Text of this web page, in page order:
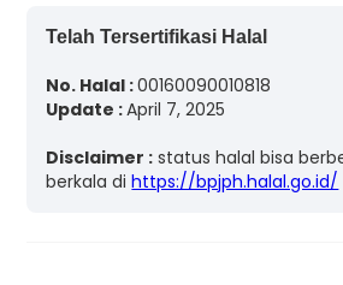
Telah Tersertifikasi Halal
No. Halal :00160090010818
Update :April 7, 2025
Disclaimer : status halal bisa
berkala dihttps://bpjph.halal.go.id/